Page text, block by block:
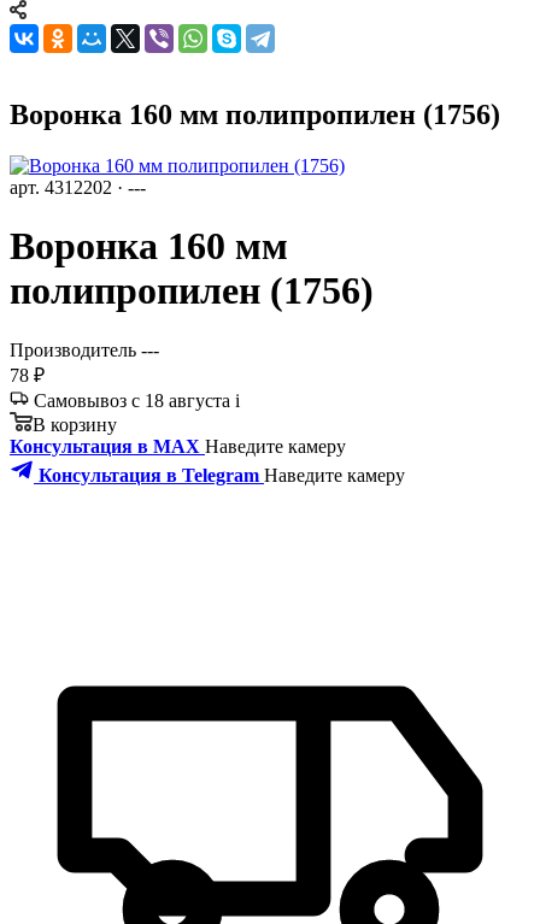
Воронка 160 мм полипропилен (1756)
арт. 4312202 · ---
Воронка 160 мм
полипропилен (1756)
Производитель ---
78 ₽
Самовывоз с 18 августа i
В корзину
Консультация в MAX Наведите камеру
Консультация в Telegram Наведите камеру